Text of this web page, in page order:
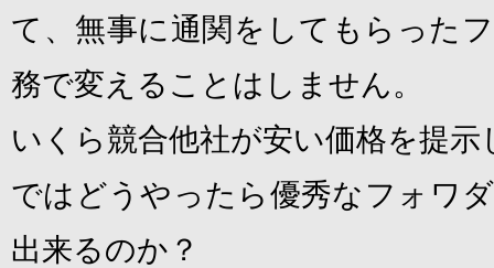
て、無事に通関をしてもらった
務で変えることはしません。
いくら競合他社が安い価格を提
ではどうやったら優秀なフォワ
出来るのか？